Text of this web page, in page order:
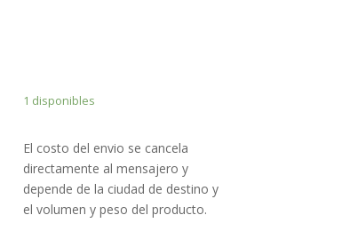
1 disponibles
El costo del envio se cancela
directamente al mensajero y
depende de la ciudad de destino y
el volumen y peso del producto.